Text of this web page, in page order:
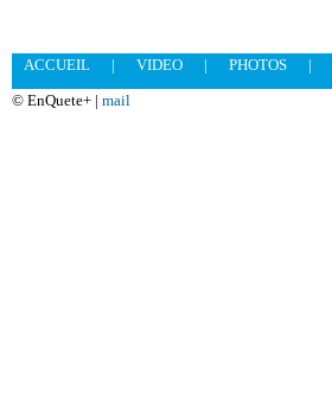
ACCUEIL | VIDEO | PHOTOS |
© EnQuete+ | mail